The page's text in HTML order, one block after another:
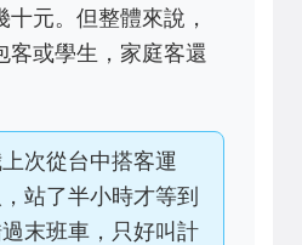
元。但整體來說，
客或學生，家庭客還
上次從台中搭客運
站了半小時才等到
末班車，只好叫計